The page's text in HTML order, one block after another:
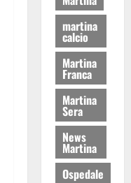
martina
calcio
Martina
Franca
Martina
Sera
News
Martina
Ospedale